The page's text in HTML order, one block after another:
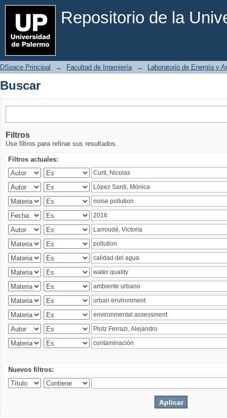
Repositorio de la
Buscar
DSpace Principal → Facultad de Ingeniería → Laboratorio de Energía y
Buscar
Filtros
Use filtros para refinar sus resultados.
Filtros actuales:
Nuevos filtros: